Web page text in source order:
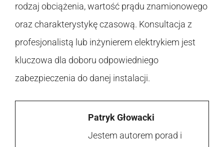
rodzaj obciążenia, wartość prądu znamionowego
oraz charakterystykę czasową. Konsultacja z
profesjonalistą lub inżynierem elektrykiem jest
kluczowa dla doboru odpowiedniego
zabezpieczenia do danej instalacji.
Patryk Głowacki
Jestem autorem porad i